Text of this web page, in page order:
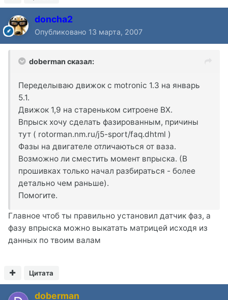
doncha2
Опубликовано 13 марта, 2007
doberman сказал:
Переделываю движок с motronic 1.3 на январь
5.1.
Движок 1,9 на стареньком ситроене BX.
Впрыск хочу сделать фазированным, причины
тут ( rotorman.nm.ru/j5-sport/faq.dhtml )
Фазы на двигателе отличаються от ваза.
Возможно ли сместить момент впрыска. (В
прошивках только начал разбираться - более
детально чем раньше).
Помогите.
Главное чтоб ты правильно установил датчик фаз, а
фазу впрыска можно выкатать матрицей исходя из
данных по твоим валам
Цитата
doberman